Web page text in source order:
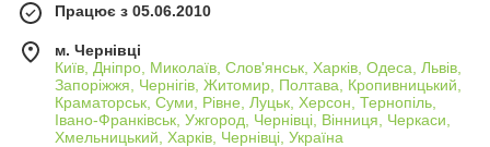
Працює з 05.06.2010
м. Чернівці
Київ, Дніпро, Миколаїв, Слов'янськ, Харків, Одеса, Львів,
Запоріжжя, Чернігів, Житомир, Полтава, Кропивницький,
Краматорськ, Суми, Рівне, Луцьк, Херсон, Тернопіль,
Івано-Франківськ, Ужгород, Чернівці, Вінниця, Черкаси,
Хмельницький, Харків, Чернівці, Україна